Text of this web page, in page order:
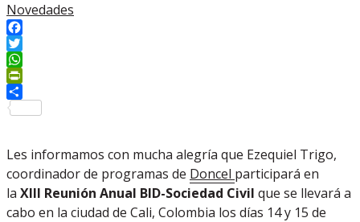
Novedades
Facebook
Twitter
WhatsApp
PrintFriendly
Les informamos con mucha alegría que Ezequiel Trigo,
coordinador de programas de Doncel participará en
la XIII Reunión Anual BID-Sociedad Civil que se llevará a
cabo en la ciudad de Cali, Colombia los días 14 y 15 de